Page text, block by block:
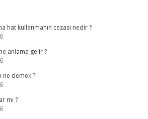
hat kullanmanın cezası nedir ?
anlama gelir ?
ne demek ?
mı ?